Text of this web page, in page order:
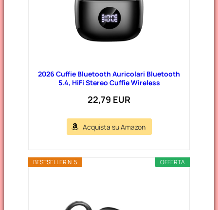
2026 Cuffie Bluetooth Auricolari Bluetooth
5.4, HiFi Stereo Cuffie Wireless
22,79 EUR
Acquista su Amazon
OFFERTA
BESTSELLER N. 5